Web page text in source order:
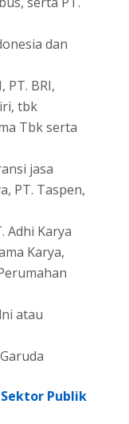
dan
PT. BRI,
tbk
Tbk serta
jasa
PT. Taspen,
Adhi Karya
Karya,
atau
Publik